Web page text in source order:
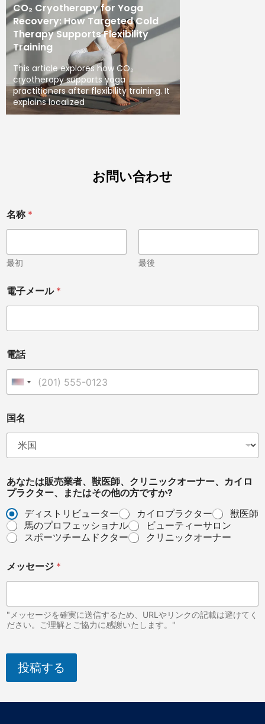
CO₂ Cryotherapy for Yoga
Recovery: How Targeted Cold
Therapy Supports Flexibility
Training
This article explores how CO₂
cryotherapy supports yoga
practitioners after flexibility training. It
explains localized
お問い合わせ
名称 *
最初 最後
電子メール *
電
話
O
t
e
r
?
T
i
s
電話
United States +1
国名
あなたは販売業者、獣医師、クリニックオーナー、カイロ
プラクター、またはその他の方ですか?
ディストリビューター
カイロプラクター
獣医師
馬のプロフェッショナル
ビューティーサロン
スポーツチームドクター
クリニックオーナー
メッセージ *
"メッセージを確実に送信するため、URLやリンクの記載は避けてく
ださい。ご理解とご協力に感謝いたします。"
投稿する